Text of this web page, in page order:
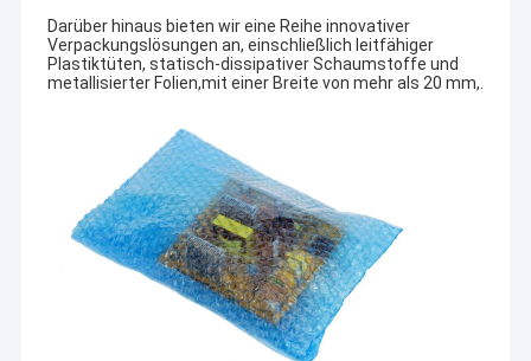
Darüber hinaus bieten wir eine Reihe innovativer
Verpackungslösungen an, einschließlich leitfähiger
Plastiktüten, statisch-dissipativer Schaumstoffe und
metallisierter Folien,mit einer Breite von mehr als 20 mm,.